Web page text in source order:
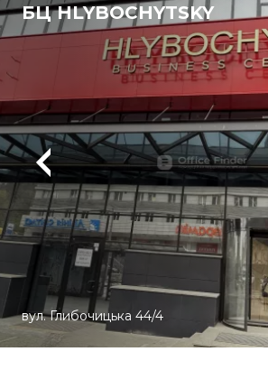
БЦ HLYBOCHYTSKY
вул. Глибочицька 44/4